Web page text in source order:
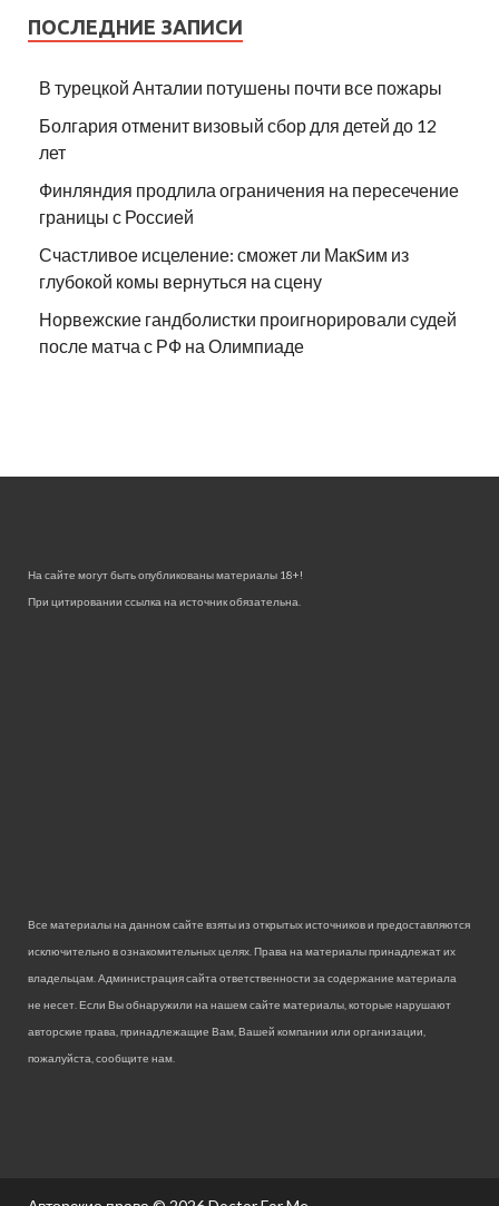
ПОСЛЕДНИЕ ЗАПИСИ
В турецкой Анталии потушены почти все пожары
Болгария отменит визовый сбор для детей до 12
лет
Финляндия продлила ограничения на пересечение
границы с Россией
Счастливое исцеление: сможет ли МакSим из
глубокой комы вернуться на сцену
Норвежские гандболистки проигнорировали судей
после матча с РФ на Олимпиаде
На сайте могут быть опубликованы материалы 18+!
При цитировании ссылка на источник обязательна.
Все материалы на данном сайте взяты из открытых источников и предоставляются
исключительно в ознакомительных целях. Права на материалы принадлежат их
владельцам. Администрация сайта ответственности за содержание материала
не несет. Если Вы обнаружили на нашем сайте материалы, которые нарушают
авторские права, принадлежащие Вам, Вашей компании или организации,
пожалуйста, сообщите нам.